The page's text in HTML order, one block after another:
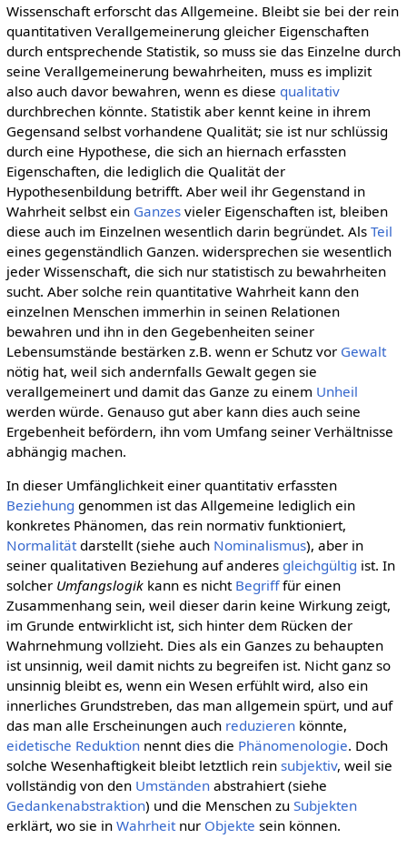
Wissenschaft erforscht das Allgemeine. Bleibt sie bei der rein
quantitativen Verallgemeinerung gleicher Eigenschaften
durch entsprechende Statistik, so muss sie das Einzelne durch
seine Verallgemeinerung bewahrheiten, muss es implizit
also auch davor bewahren, wenn es diese qualitativ
durchbrechen könnte. Statistik aber kennt keine in ihrem
Gegensand selbst vorhandene Qualität; sie ist nur schlüssig
durch eine Hypothese, die sich an hiernach erfassten
Eigenschaften, die lediglich die Qualität der
Hypothesenbildung betrifft. Aber weil ihr Gegenstand in
Wahrheit selbst ein Ganzesvieler Eigenschaften ist, bleiben
diese auch im Einzelnen wesentlich darin begründet. Als Teil
eines gegenständlich Ganzen. widersprechen sie wesentlich
jeder Wissenschaft, die sich nur statistisch zu bewahrheiten
sucht. Aber solche rein quantitative Wahrheit kann den
einzelnen Menschen immerhin in seinen Relationen
bewahren und ihn in den Gegebenheiten seiner
Lebensumstände bestärken z.B. wenn er Schutz vor Gewalt
nötig hat, weil sich andernfalls Gewalt gegen sie
verallgemeinert und damit das Ganze zu einem Unheil
werden würde. Genauso gut aber kann dies auch seine
Ergebenheit befördern, ihn vom Umfang seiner Verhältnisse
abhängig machen.
In dieser Umfänglichkeit einer quantitativ erfassten
Beziehung genommen ist das Allgemeine lediglich ein
konkretes Phänomen, das rein normativ funktioniert,
Normalitätdarstellt (siehe auch Nominalismus), aber in
seiner qualitativen Beziehung auf anderes gleichgültig ist. In
solcher Umfangslogikkann es nicht Begrifffür einen
Zusammenhang sein, weil dieser darin keine Wirkung zeigt,
im Grunde entwirklicht ist, sich hinter dem Rücken der
Wahrnehmung vollzieht. Dies als ein Ganzes zu behaupten
ist unsinnig, weil damit nichts zu begreifen ist. Nicht ganz so
unsinnig bleibt es, wenn ein Wesen erfühlt wird, also ein
innerliches Grundstreben, das man allgemein spürt, und auf
das man alle Erscheinungen auch reduzierenkönnte,
eidetische Reduktionnennt dies die Phänomenologie. Doch
solche Wesenhaftigkeit bleibt letztlich rein subjektiv, weil sie
vollständig von den Umständenabstrahiert (siehe
Gedankenabstraktion) und die Menschen zu Subjekten
erklärt, wo sie in Wahrheitnur Objekte sein können.